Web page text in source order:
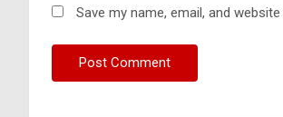
Save my name, email, and